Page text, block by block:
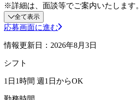
※詳細は、面談等でご案内いたします。
全て表示
応募画面に進む
情報更新日：2026年8月3日
シフト
1日1時間 週1日からOK